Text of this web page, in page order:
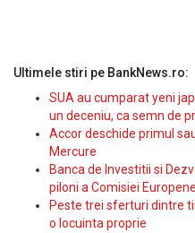
Ultimele stiri pe BankNews.ro:
SUA au cumparat yeni
un deceniu, ca semn de
Accor deschide primul
Mercure
Banca de Investitii si
piloni a Comisiei Europene
Peste trei sferturi dintre
o locuinta proprie